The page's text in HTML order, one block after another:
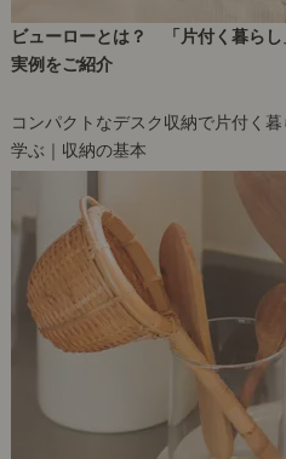
ビューローとは？ 「片付く暮らし
実例をご紹介
コンパクトなデスク収納で片付く暮
学ぶ｜収納の基本